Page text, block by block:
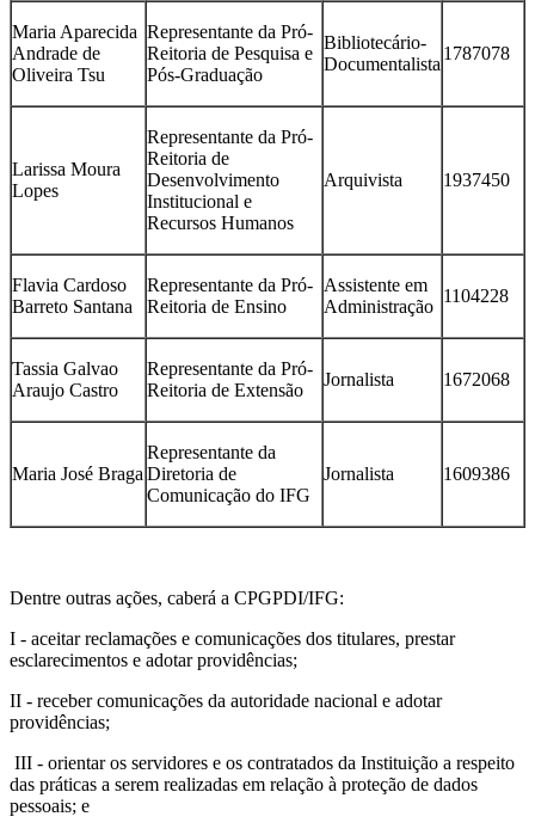
Maria Aparecida
Andrade de
Oliveira Tsu
Representante da Pró-
Reitoria de Pesquisa e
Pós-Graduação
Bibliotecário-
Documentalista
1787078
Larissa Moura
Lopes
Representante da Pró-
Reitoria de
Desenvolvimento
Institucional e
Recursos Humanos
Arquivista 1937450
Flavia Cardoso
Barreto Santana
Representante da Pró-
Reitoria de Ensino
Assistente em
Administração
1104228
Tassia Galvao
Araujo Castro
Representante da Pró-
Reitoria de Extensão
Jornalista 1672068
Maria José Braga
Representante da
Diretoria de
Comunicação do IFG
Jornalista 1609386
Dentre outras ações, caberá a CPGPDI/IFG:
I - aceitar reclamações e comunicações dos titulares, prestar
esclarecimentos e adotar providências;
II - receber comunicações da autoridade nacional e adotar
providências;
III - orientar os servidores e os contratados da Instituição a respeito
das práticas a serem realizadas em relação à proteção de dados
pessoais; e